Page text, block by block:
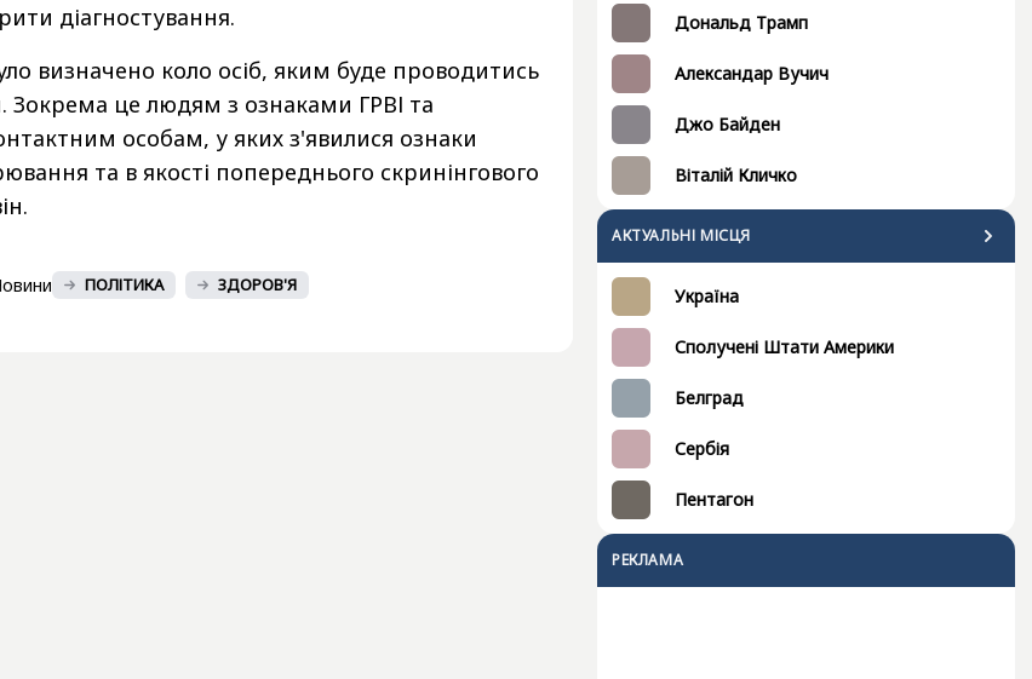
Дональд Трамп
Александар Вучич
Джо Байден
Віталій Кличко
АКТУАЛЬНІ МІСЦЯ
Україна
Сполучені Штати Америки
Белград
Сербія
Пентагон
РЕКЛАМА
діагностування.
визначено коло осіб, яким буде проводитись
Зокрема це людям з ознаками ГРВІ та
особам, у яких з'явилися ознаки
та в якості попереднього скринінгового
ПОЛІТИКА ЗДОРОВ'Я